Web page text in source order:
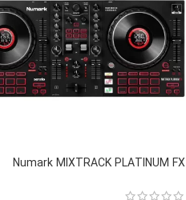
Numark MIXTRACK PLATINUM FX